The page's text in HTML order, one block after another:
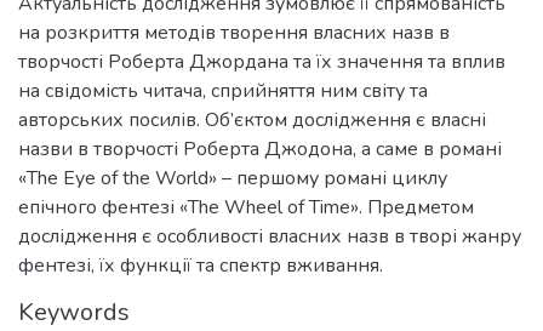
на розкриття методів творення власних назв в
творчості Роберта Джордана та їх значення та вплив
на свідомість читача, сприйняття ним світу та
авторських посилів. Об’єктом дослідження є власні
назви в творчості Роберта Джодона, а саме в романі
«The Eye of the World» – першому романі циклу
епічного фентезі «The Wheel of Time». Предметом
дослідження є особливості власних назв в творі жанру
фентезі, їх функції та спектр вживання.
Keywords